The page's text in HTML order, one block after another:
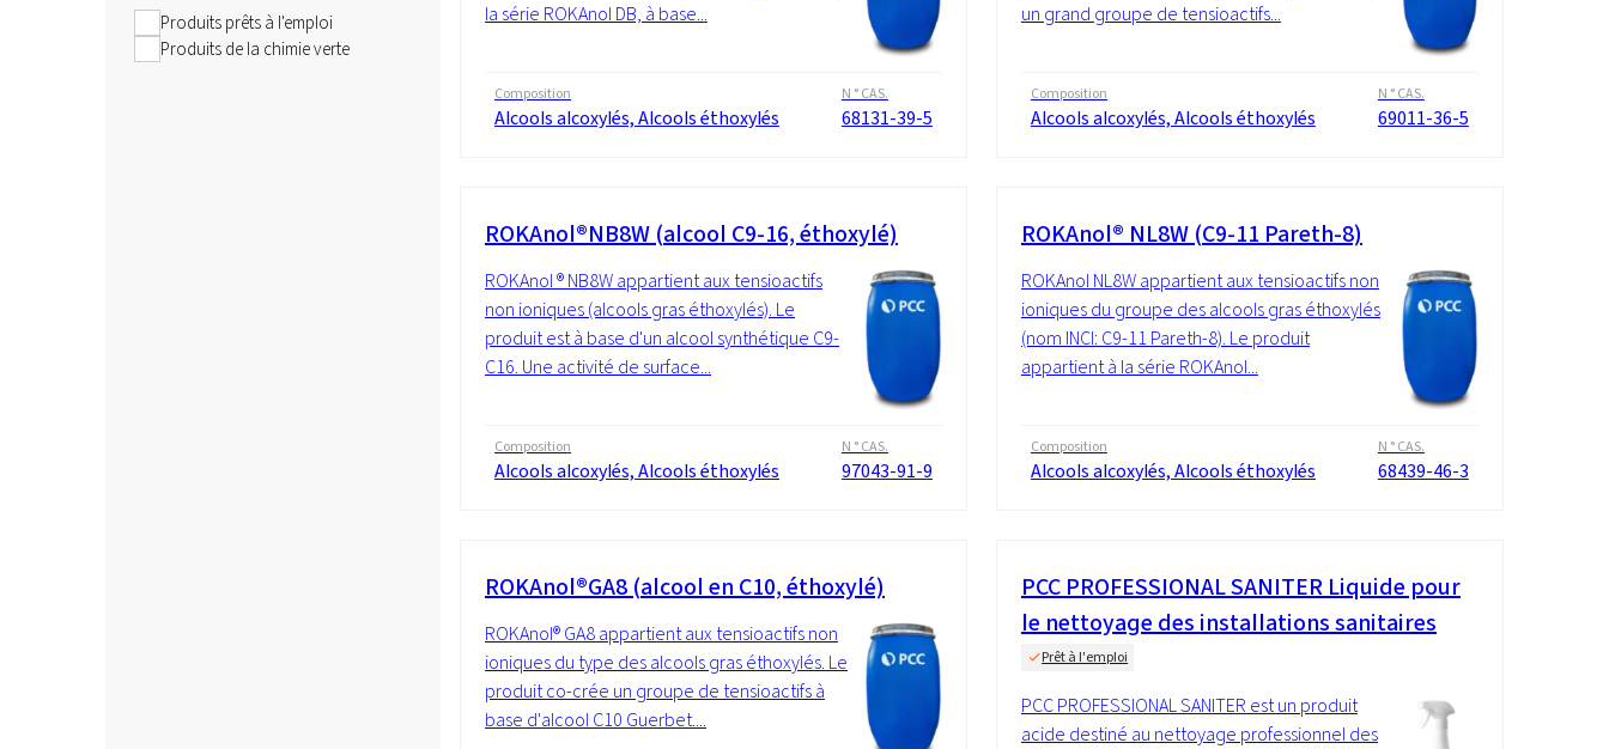
Produits prêts à l'emploi
Produits de la chimie verte
la série ROKAnol DB, à base...
Composition
Alcools alcoxylés, Alcools éthoxylés
N ° CAS.
68131-39-5
un grand groupe de tensioactifs...
Composition
Alcools alcoxylés, Alcools éthoxylés
N ° CAS.
69011-36-5
ROKAnol®NB8W (alcool C9-16, éthoxylé)
ROKAnol ® NB8W appartient aux tensioactifs
non ioniques (alcools gras éthoxylés). Le
produit est à base d'un alcool synthétique C9-
C16. Une activité de surface...
Composition
Alcools alcoxylés, Alcools éthoxylés
N ° CAS.
97043-91-9
ROKAnol® NL8W (C9-11 Pareth-8)
ROKAnol NL8W appartient aux tensioactifs non
ioniques du groupe des alcools gras éthoxylés
(nom INCI: C9-11 Pareth-8). Le produit
appartient à la série ROKAnol...
Composition
Alcools alcoxylés, Alcools éthoxylés
N ° CAS.
68439-46-3
ROKAnol®GA8 (alcool en C10, éthoxylé)
ROKAnol® GA8 appartient aux tensioactifs non
ioniques du type des alcools gras éthoxylés. Le
produit co-crée un groupe de tensioactifs à
base d'alcool C10 Guerbet....
PCC PROFESSIONAL SANITER Liquide pour
le nettoyage des installations sanitaires
Prêt à l'emploi
PCC PROFESSIONAL SANITER est un produit
acide destiné au nettoyage professionnel des